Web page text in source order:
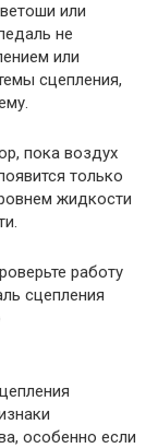
или
не
или
сцепления,
пока воздух
только
жидкости
работу
сцепления
особенно если